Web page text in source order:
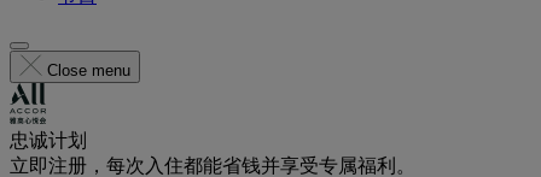
Close menu
忠诚计划
立即注册，每次入住都能省钱并享受专属福利。